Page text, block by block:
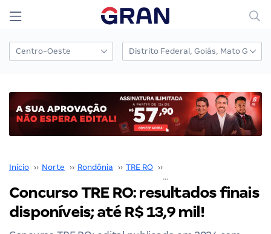
Início ›› Norte ›› Rondônia ›› TRE RO ››
Concurso TRE RO: resultados finais
disponíveis; até R$ 13,9 mil!